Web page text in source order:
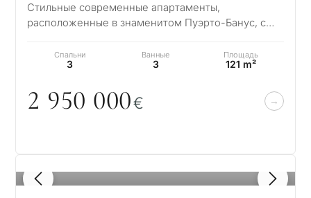
Стильные современные апартаменты,
расположенные в знаменитом Пуэрто-Банус, с
Испытайт…
Спальни
3
Ванные
3
Площадь
121 m²
2 950 000€
1 / 8